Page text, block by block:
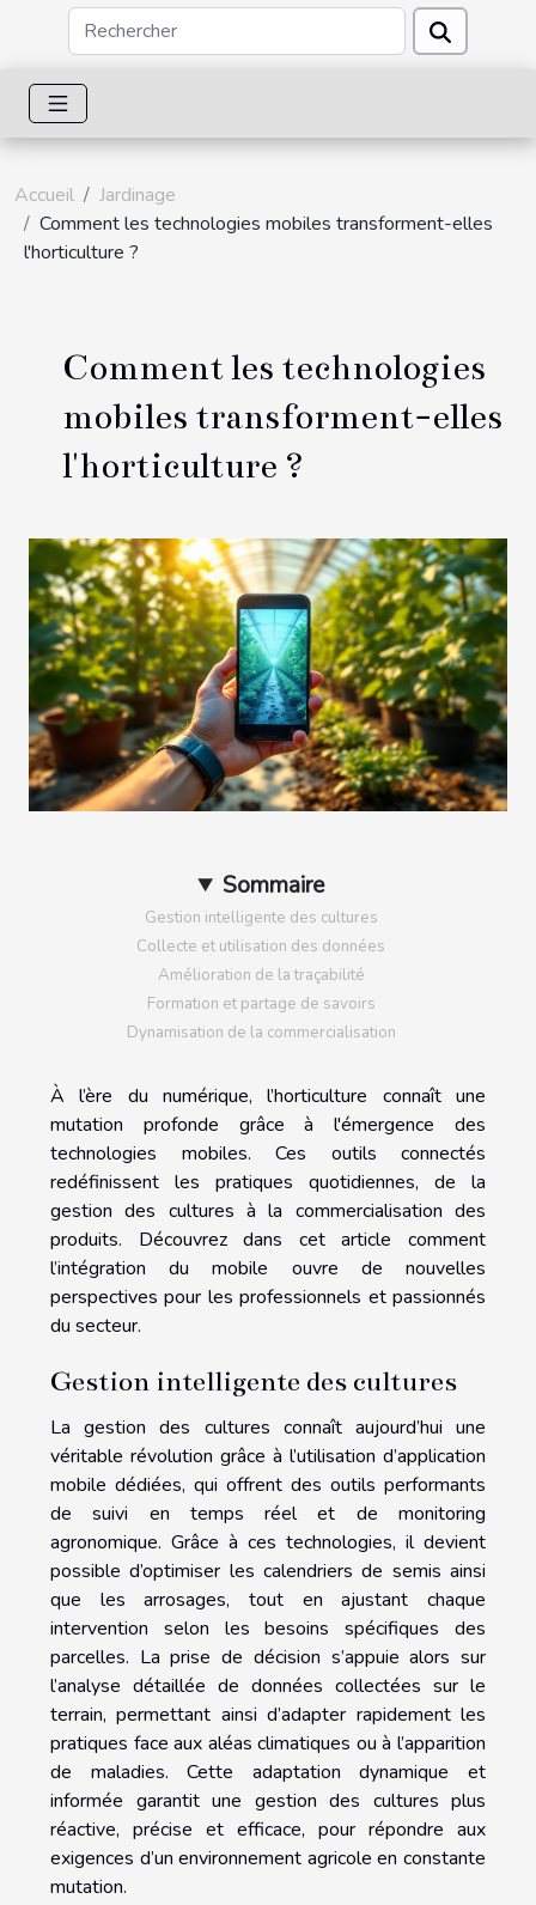
Accueil
Jardinage
Comment les technologies mobiles transforment-elles
l'horticulture ?
Comment les technologies
mobiles transforment-elles
l'horticulture ?
Sommaire
Gestion intelligente des cultures
Collecte et utilisation des données
Amélioration de la traçabilité
Formation et partage de savoirs
Dynamisation de la commercialisation
À l’ère du numérique, l’horticulture connaît une
mutation profonde grâce à l'émergence des
technologies mobiles. Ces outils connectés
redéfinissent les pratiques quotidiennes, de la
gestion des cultures à la commercialisation des
produits. Découvrez dans cet article comment
l’intégration du mobile ouvre de nouvelles
perspectives pour les professionnels et passionnés
du secteur.
Gestion intelligente des cultures
La gestion des cultures connaît aujourd’hui une
véritable révolution grâce à l’utilisation d’application
mobile dédiées, qui offrent des outils performants
de suivi en temps réel et de monitoring
agronomique. Grâce à ces technologies, il devient
possible d’optimiser les calendriers de semis ainsi
que les arrosages, tout en ajustant chaque
intervention selon les besoins spécifiques des
parcelles. La prise de décision s’appuie alors sur
l’analyse détaillée de données collectées sur le
terrain, permettant ainsi d’adapter rapidement les
pratiques face aux aléas climatiques ou à l’apparition
de maladies. Cette adaptation dynamique et
informée garantit une gestion des cultures plus
réactive, précise et efficace, pour répondre aux
exigences d’un environnement agricole en constante
mutation.